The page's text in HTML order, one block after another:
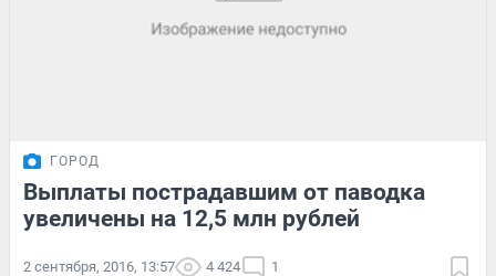
ГОРОД
Выплаты пострадавшим от паводка
увеличены на 12,5 млн рублей
2 сентября, 2016, 13:57 4 424 1